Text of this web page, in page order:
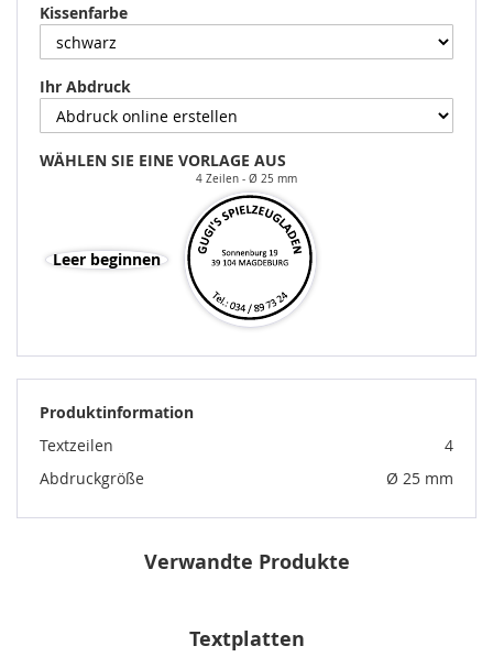
Kissenfarbe
Ihr Abdruck
WÄHLEN SIE EINE VORLAGE AUS
4 Zeilen Ø 25 mm
Leer beginnen
Produktinformation
Textzeilen
4
Abdruckgröße
Ø 25 mm
Verwandte Produkte
Textplatten